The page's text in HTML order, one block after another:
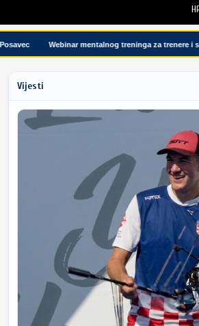
Webinar mentalnog treninga za trenere i
Vijesti